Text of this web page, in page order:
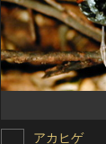
アカヒゲ